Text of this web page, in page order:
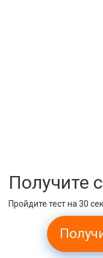
Получите
Пройдите тест на 30